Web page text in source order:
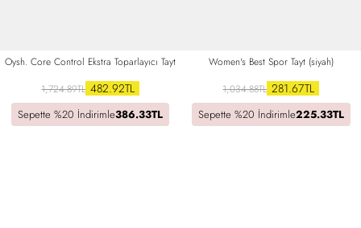
Oysh. Core Control Ekstra Toparlayıcı Tayt
1,724.89TL 482.92TL
Sepette %20 İndirimle386.33TL
Women's Best Spor Tayt (siyah)
1,034.88TL 281.67TL
Sepette %20 İndirimle225.33TL